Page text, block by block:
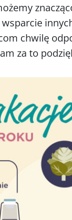
chwilę
za to